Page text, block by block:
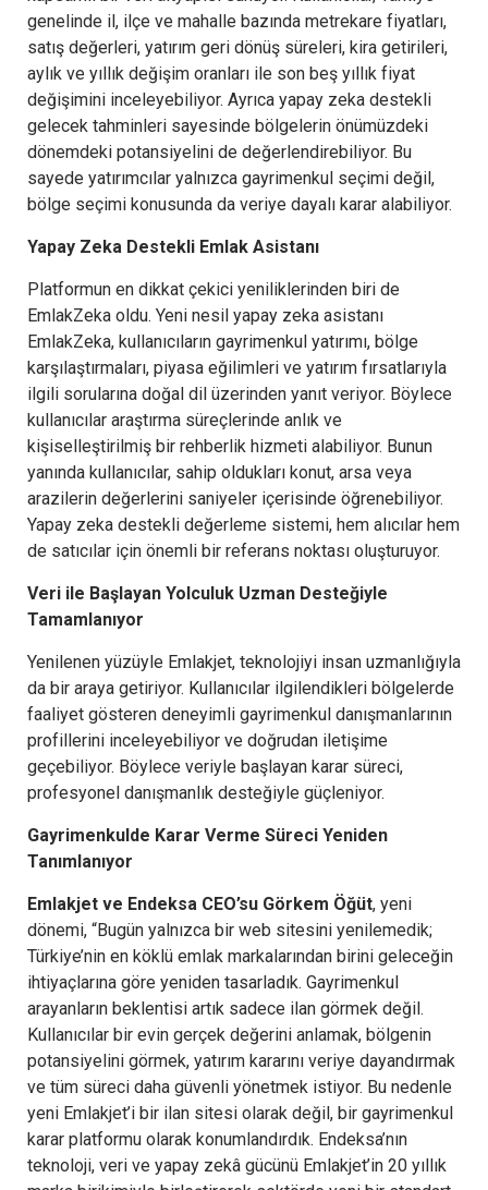
genelinde il, ilçe ve mahalle bazında metrekare fiyatları,
satış değerleri, yatırım geri dönüş süreleri, kira getirileri,
aylık ve yıllık değişim oranları ile son beş yıllık fiyat
değişimini inceleyebiliyor. Ayrıca yapay zeka destekli
gelecek tahminleri sayesinde bölgelerin önümüzdeki
dönemdeki potansiyelini de değerlendirebiliyor. Bu
sayede yatırımcılar yalnızca gayrimenkul seçimi değil,
bölge seçimi konusunda da veriye dayalı karar alabiliyor.
Yapay Zeka Destekli Emlak Asistanı
Platformun en dikkat çekici yeniliklerinden biri de
EmlakZeka oldu. Yeni nesil yapay zeka asistanı
EmlakZeka, kullanıcıların gayrimenkul yatırımı, bölge
karşılaştırmaları, piyasa eğilimleri ve yatırım fırsatlarıyla
ilgili sorularına doğal dil üzerinden yanıt veriyor. Böylece
kullanıcılar araştırma süreçlerinde anlık ve
kişiselleştirilmiş bir rehberlik hizmeti alabiliyor. Bunun
yanında kullanıcılar, sahip oldukları konut, arsa veya
arazilerin değerlerini saniyeler içerisinde öğrenebiliyor.
Yapay zeka destekli değerleme sistemi, hem alıcılar hem
de satıcılar için önemli bir referans noktası oluşturuyor.
Veri ile Başlayan Yolculuk Uzman Desteğiyle
Tamamlanıyor
Yenilenen yüzüyle Emlakjet, teknolojiyi insan uzmanlığıyla
da bir araya getiriyor. Kullanıcılar ilgilendikleri bölgelerde
faaliyet gösteren deneyimli gayrimenkul danışmanlarının
profillerini inceleyebiliyor ve doğrudan iletişime
geçebiliyor. Böylece veriyle başlayan karar süreci,
profesyonel danışmanlık desteğiyle güçleniyor.
Gayrimenkulde Karar Verme Süreci Yeniden
Tanımlanıyor
Emlakjet ve Endeksa CEO’su Görkem Öğüt, yeni
dönemi, “Bugün yalnızca bir web sitesini yenilemedik;
Türkiye’nin en köklü emlak markalarından birini geleceğin
ihtiyaçlarına göre yeniden tasarladık. Gayrimenkul
arayanların beklentisi artık sadece ilan görmek değil.
Kullanıcılar bir evin gerçek değerini anlamak, bölgenin
potansiyelini görmek, yatırım kararını veriye dayandırmak
ve tüm süreci daha güvenli yönetmek istiyor. Bu nedenle
yeni Emlakjet’i bir ilan sitesi olarak değil, bir gayrimenkul
karar platformu olarak konumlandırdık. Endeksa’nın
teknoloji, veri ve yapay zekâ gücünü Emlakjet’in 20 yıllık